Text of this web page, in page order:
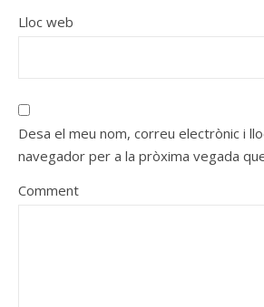
Lloc web
Desa el meu nom, correu electrònic i
navegador per a la pròxima vegada
Comment